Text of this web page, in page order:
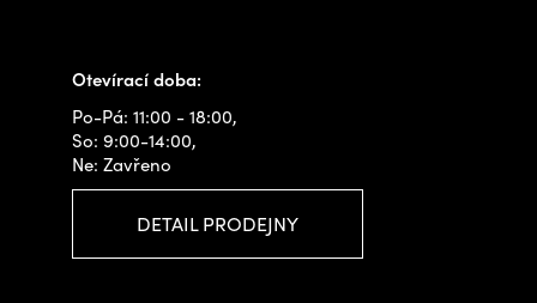
Otevírací doba:
Po-Pá: 11:00 - 18:00,
So: 9:00-14:00,
Ne: Zavřeno
DETAIL PRODEJNY